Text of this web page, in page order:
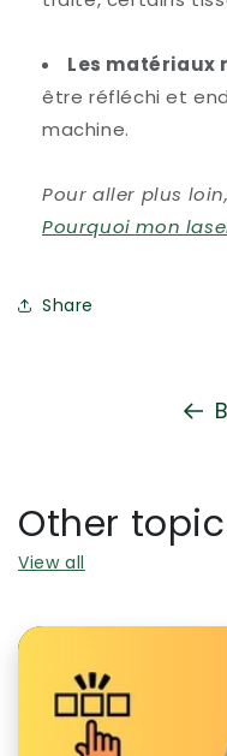
Les matériaux
être réfléchi et
machine.
Pour aller plus
Pourquoi mon
Share
Other
View all